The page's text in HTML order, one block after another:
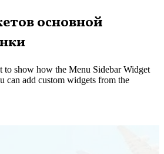
основной
to show how the Menu Sidebar Widget
can add custom widgets from the